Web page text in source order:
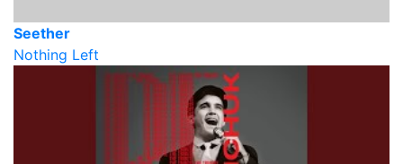
Seether
Nothing Left